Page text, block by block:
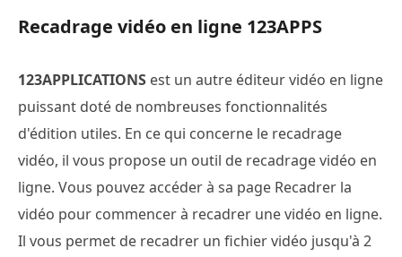
Recadrage vidéo en ligne 123APPS
123APPLICATIONS est un autre éditeur vidéo en ligne
puissant doté de nombreuses fonctionnalités
d'édition utiles. En ce qui concerne le recadrage
vidéo, il vous propose un outil de recadrage vidéo en
ligne. Vous pouvez accéder à sa page Recadrer la
vidéo pour commencer à recadrer une vidéo en ligne.
Il vous permet de recadrer un fichier vidéo jusqu'à 2